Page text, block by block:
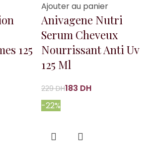
125
Ajouter au panier
Anivagene Nutri
Serum Cheveux
Nourrissant Anti Uv
125 Ml
229DH183 DH
-22%